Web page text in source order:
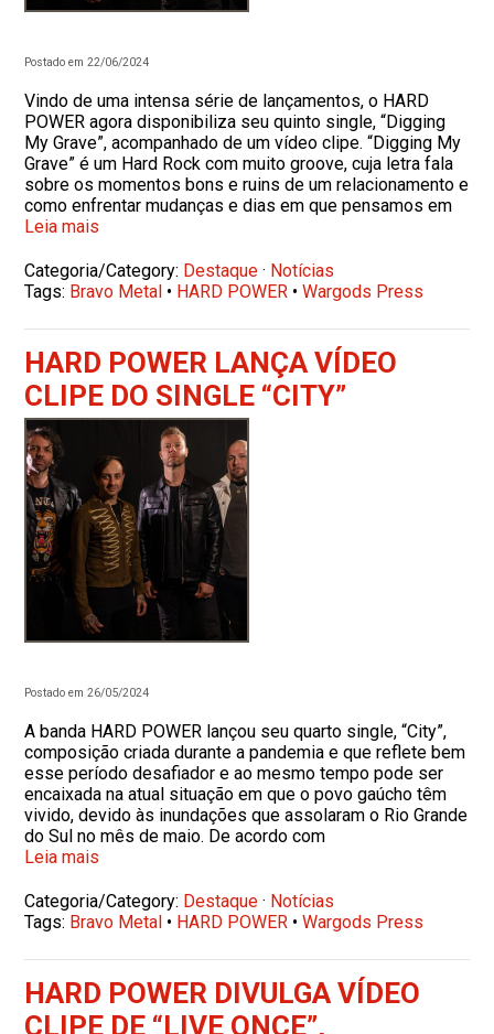
Postado em 22/06/2024
Vindo de uma intensa série de lançamentos, o HARD
POWER agora disponibiliza seu quinto single, “Digging
My Grave”, acompanhado de um vídeo clipe. “Digging My
Grave” é um Hard Rock com muito groove, cuja letra fala
sobre os momentos bons e ruins de um relacionamento e
como enfrentar mudanças e dias em que pensamos em
Leia mais
Categoria/Category: Destaque · Notícias
Tags: Bravo Metal • HARD POWER •Wargods Press
HARD POWER LANÇA VÍDEO
CLIPE DO SINGLE “CITY”
Postado em 26/05/2024
A banda HARD POWER lançou seu quarto single, “City”,
composição criada durante a pandemia e que reflete bem
esse período desafiador e ao mesmo tempo pode ser
encaixada na atual situação em que o povo gaúcho têm
vivido, devido às inundações que assolaram o Rio Grande
do Sul no mês de maio. De acordo com
Leia mais
Categoria/Category: Destaque · Notícias
Tags: Bravo Metal • HARD POWER •Wargods Press
HARD POWER DIVULGA VÍDEO
CLIPE DE “LIVE ONCE”,